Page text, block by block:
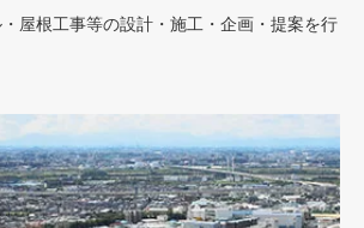
屋根工事等の設計・施工・企画・提案を行